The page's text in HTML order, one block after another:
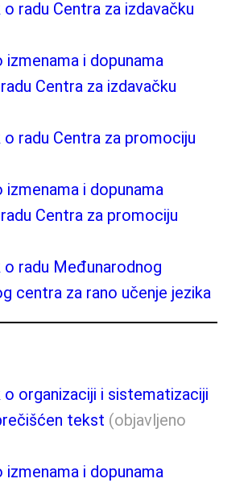
o radu Centra za izdavačku
izmenama i dopunama
Centra za izdavačku
o radu Centra za promociju
izmenama i dopunama
Centra za promociju
o radu Međunarodnog
centra za rano učenje jezika
o organizaciji i sistematizaciji
tekst (objavljeno
izmenama i dopunama